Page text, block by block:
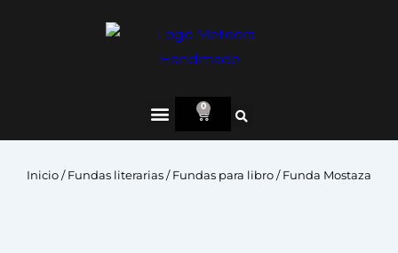
0
Inicio/Fundas literarias/Fundas para libro/ Funda Mostaza